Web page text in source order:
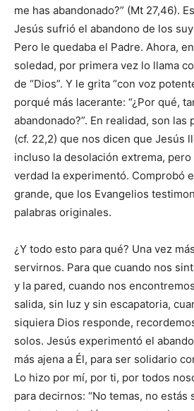
me has abandonado?” (Mt 27,46).
Jesús sufrió el abandono de los
Pero le quedaba el Padre. Ahora,
soledad, por primera vez lo llama
de “Dios”. Y le grita “con voz
porqué más lacerante: “¿Por qué,
abandonado?”. En realidad, son las
(cf. 22,2) que nos dicen que Jesús
incluso la desolación extrema,
verdad la experimentó. Comprobó
grande, que los Evangelios
palabras originales.
¿Y todo esto para qué? Una vez
servirnos. Para que cuando nos
y la pared, cuando nos
salida, sin luz y sin escapatoria,
siquiera Dios responde,
solos. Jesús experimentó el
más ajena a Él, para ser solidario
Lo hizo por mí, por ti, por todos
para decirnos: “No temas, no estás